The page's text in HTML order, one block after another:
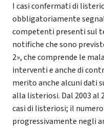
I casi confermati di
obbligatoriamente
competenti presenti sul
notifiche che sono
2», che comprende le
interventi e anche di
merito anche alcuni dati
alla listeriosi. Dal 2003 al
casi di listeriosi; il
progressivamente negli